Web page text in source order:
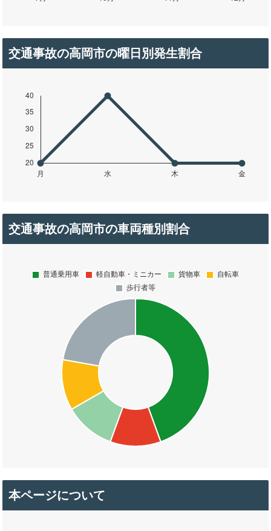
交通事故の高岡市の曜日別発生割合
交通事故の高岡市の車両種別割合
本ページについて